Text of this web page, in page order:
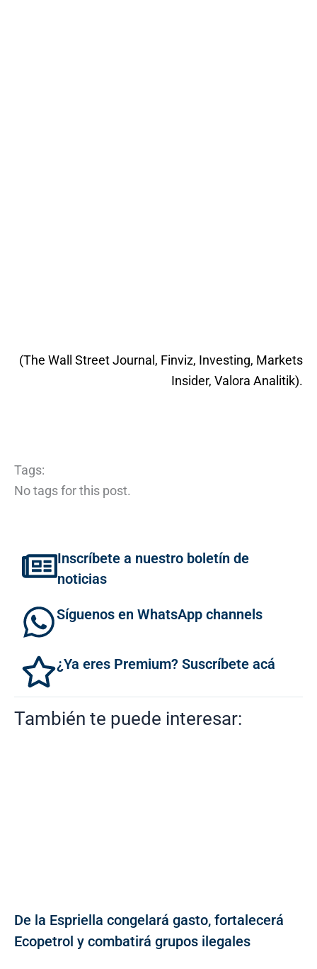
(The Wall Street Journal, Finviz, Investing, Markets
Insider, Valora Analitik).
Tags:
No tags for this post.
Inscríbete a nuestro boletín de
noticias
Síguenos en WhatsApp channels
¿Ya eres Premium? Suscríbete acá
También te puede interesar:
De la Espriella congelará gasto, fortalecerá
Ecopetrol y combatirá grupos ilegales